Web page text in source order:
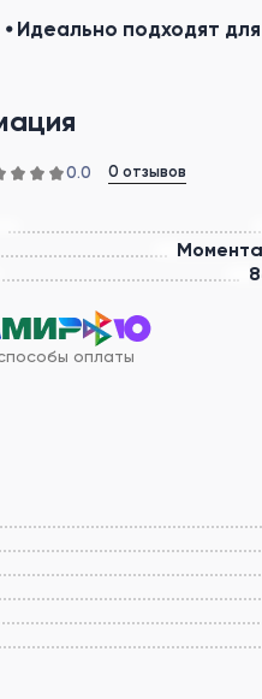
Идеально подходят
0.0 0 отзывов
оплаты